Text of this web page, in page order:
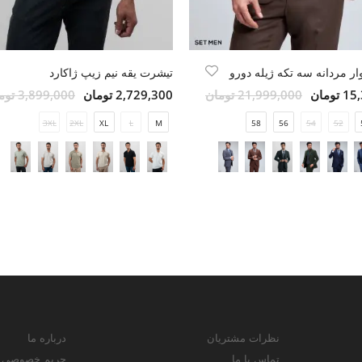
مردانه سه تکه ژیله دورو
21,999,000 تومان
52
54
56
58
تیشرت یقه نیم زیپ ژاکارد
2,729,300 تومان 3,899,000 تومان
M
L
XL
2XL
3XL
نظرات مشتریان
تماس با ما
درباره ما
حریم خصوصی